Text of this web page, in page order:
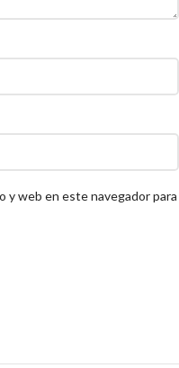
y web en este navegador para